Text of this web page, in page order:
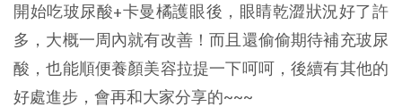
開始吃玻尿酸+卡曼橘護眼後，眼睛乾澀狀況好了許
多，大概一周內就有改善！而且還偷偷期待補充玻尿
酸，也能順便養顏美容拉提一下呵呵，後續有其他的
好處進步，會再和大家分享的~~~